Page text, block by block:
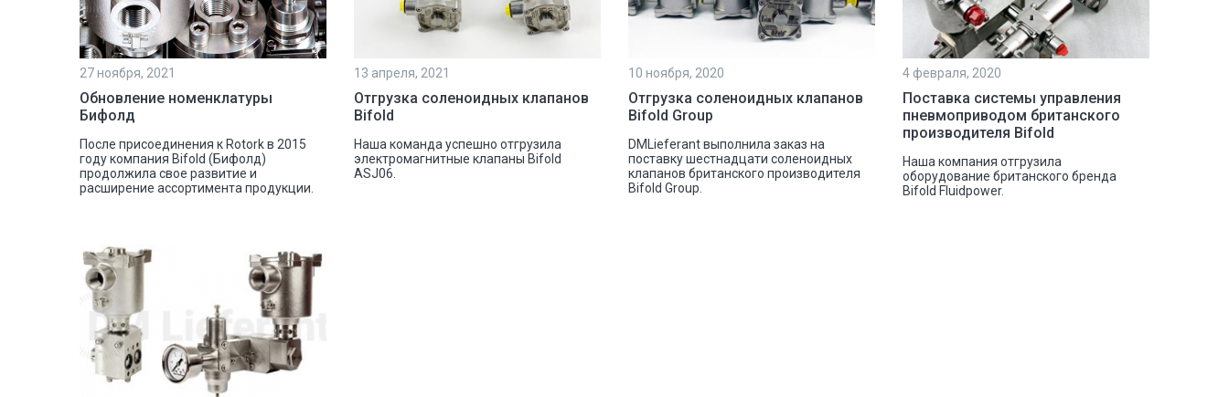
27 ноября, 2021
Обновление номенклатуры
Бифолд
После присоединения к Rotork в 2015
году компания Bifold (Бифолд)
продолжила свое развитие и
расширение ассортимента продукции.
13 апреля, 2021
Отгрузка соленоидных клапанов
Bifold
Наша команда успешно отгрузила
электромагнитные клапаны Bifold
ASJ06.
10 ноября, 2020
Отгрузка соленоидных клапанов
Bifold Group
DMLieferant выполнила заказ на
поставку шестнадцати соленоидных
клапанов британского производителя
Bifold Group.
4 февраля, 2020
Поставка системы управления
пневмоприводом британского
производителя Bifold
Наша компания отгрузила
оборудование британского бренда
Bifold Fluidpower.